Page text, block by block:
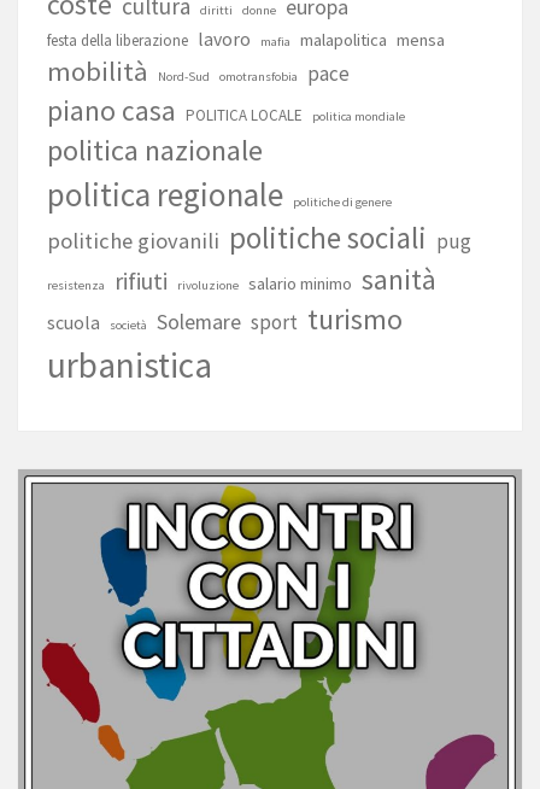
cultura diritti donne europa
festa della liberazione lavoro mafia malapolitica mensa
mobilità Nord-Sud omotransfobia pace
piano casa POLITICA LOCALE politica mondiale
politica nazionale
politica regionale politiche di genere
politiche giovanili politiche sociali pug
resistenza rifiuti rivoluzione salario minimo sanità
scuola società Solemare sport turismo
urbanistica